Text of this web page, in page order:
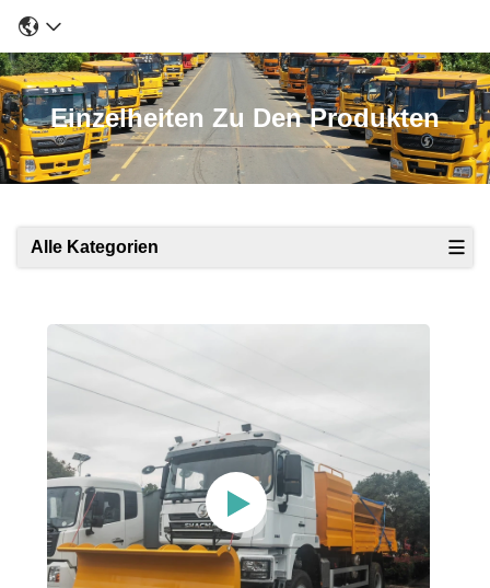
Einzelheiten Zu Den Produkten
Alle Kategorien